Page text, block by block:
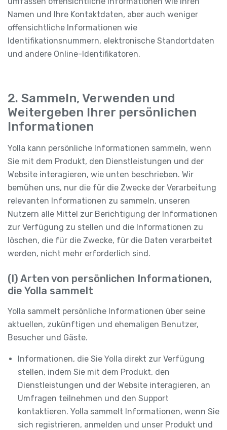
Namen und Ihre Kontaktdaten, aber auch weniger
offensichtliche Informationen wie
Identifikationsnummern, elektronische Standortdaten
und andere Online-Identifikatoren.
2. Sammeln, Verwenden und
Weitergeben Ihrer persönlichen
Informationen
Yolla kann persönliche Informationen sammeln, wenn
Sie mit dem Produkt, den Dienstleistungen und der
Website interagieren, wie unten beschrieben. Wir
bemühen uns, nur die für die Zwecke der Verarbeitung
relevanten Informationen zu sammeln, unseren
Nutzern alle Mittel zur Berichtigung der Informationen
zur Verfügung zu stellen und die Informationen zu
löschen, die für die Zwecke, für die Daten verarbeitet
werden, nicht mehr erforderlich sind.
(I) Arten von persönlichen Informationen,
die Yolla sammelt
Yolla sammelt persönliche Informationen über seine
aktuellen, zukünftigen und ehemaligen Benutzer,
Besucher und Gäste.
Informationen, die Sie Yolla direkt zur Verfügung
stellen, indem Sie mit dem Produkt, den
Dienstleistungen und der Website interagieren, an
Umfragen teilnehmen und den Support
kontaktieren. Yolla sammelt Informationen, wenn Sie
sich registrieren, anmelden und unser Produkt und